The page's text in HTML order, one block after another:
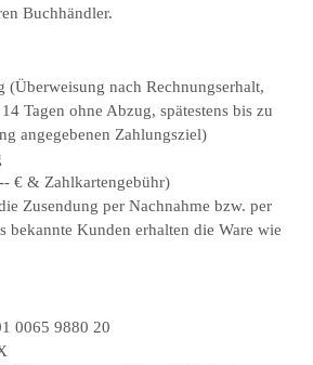
Buchhändler.
(Überweisung nach Rechnungserhalt,
Tagen ohne Abzug, spätestens bis zu
angegebenen Zahlungsziel)
€ & Zahlkartengebühr)
Zusendung per Nachnahme bzw. per
bekannte Kunden erhalten die Ware wie
0065 9880 20